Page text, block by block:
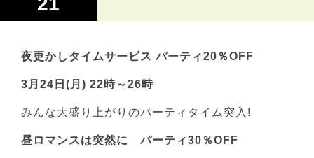
夜更かしタイムサービス パーティ20％OFF
3月24日(月) 22時～26時
みんな大盛り上がりのパーティタイム突入!
昼ロマンスは突然に パーティ30％OFF